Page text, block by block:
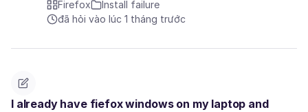
Firefox
Install failure
đã hỏi vào lúc 1 tháng trước
I already have fiefox windows on my laptop and